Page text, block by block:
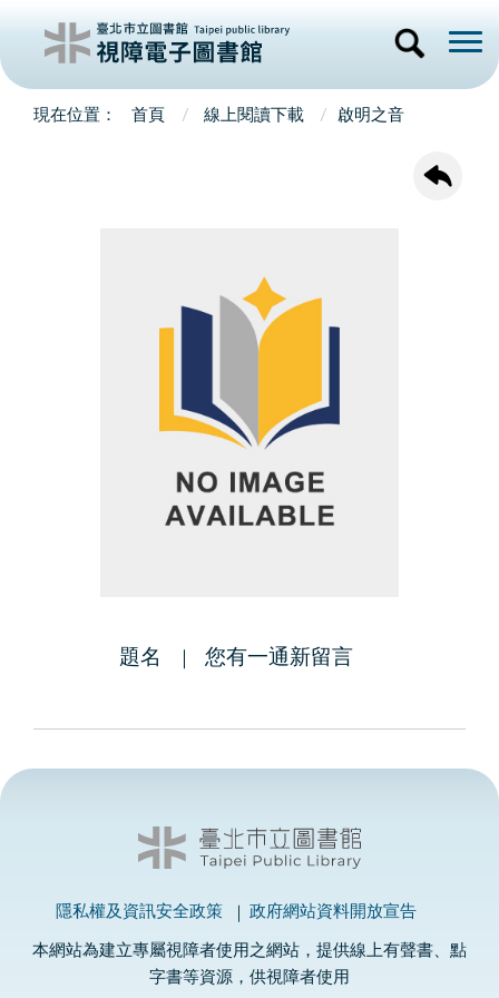
首頁 線上閱讀下載 啟明之音
題名 您有一通新留言
隱私權及資訊安全政策 政府網站資料開放宣告
本網站為建立專屬視障者使用之網站，提供線上有聲書、點
字書等資源，供視障者使用